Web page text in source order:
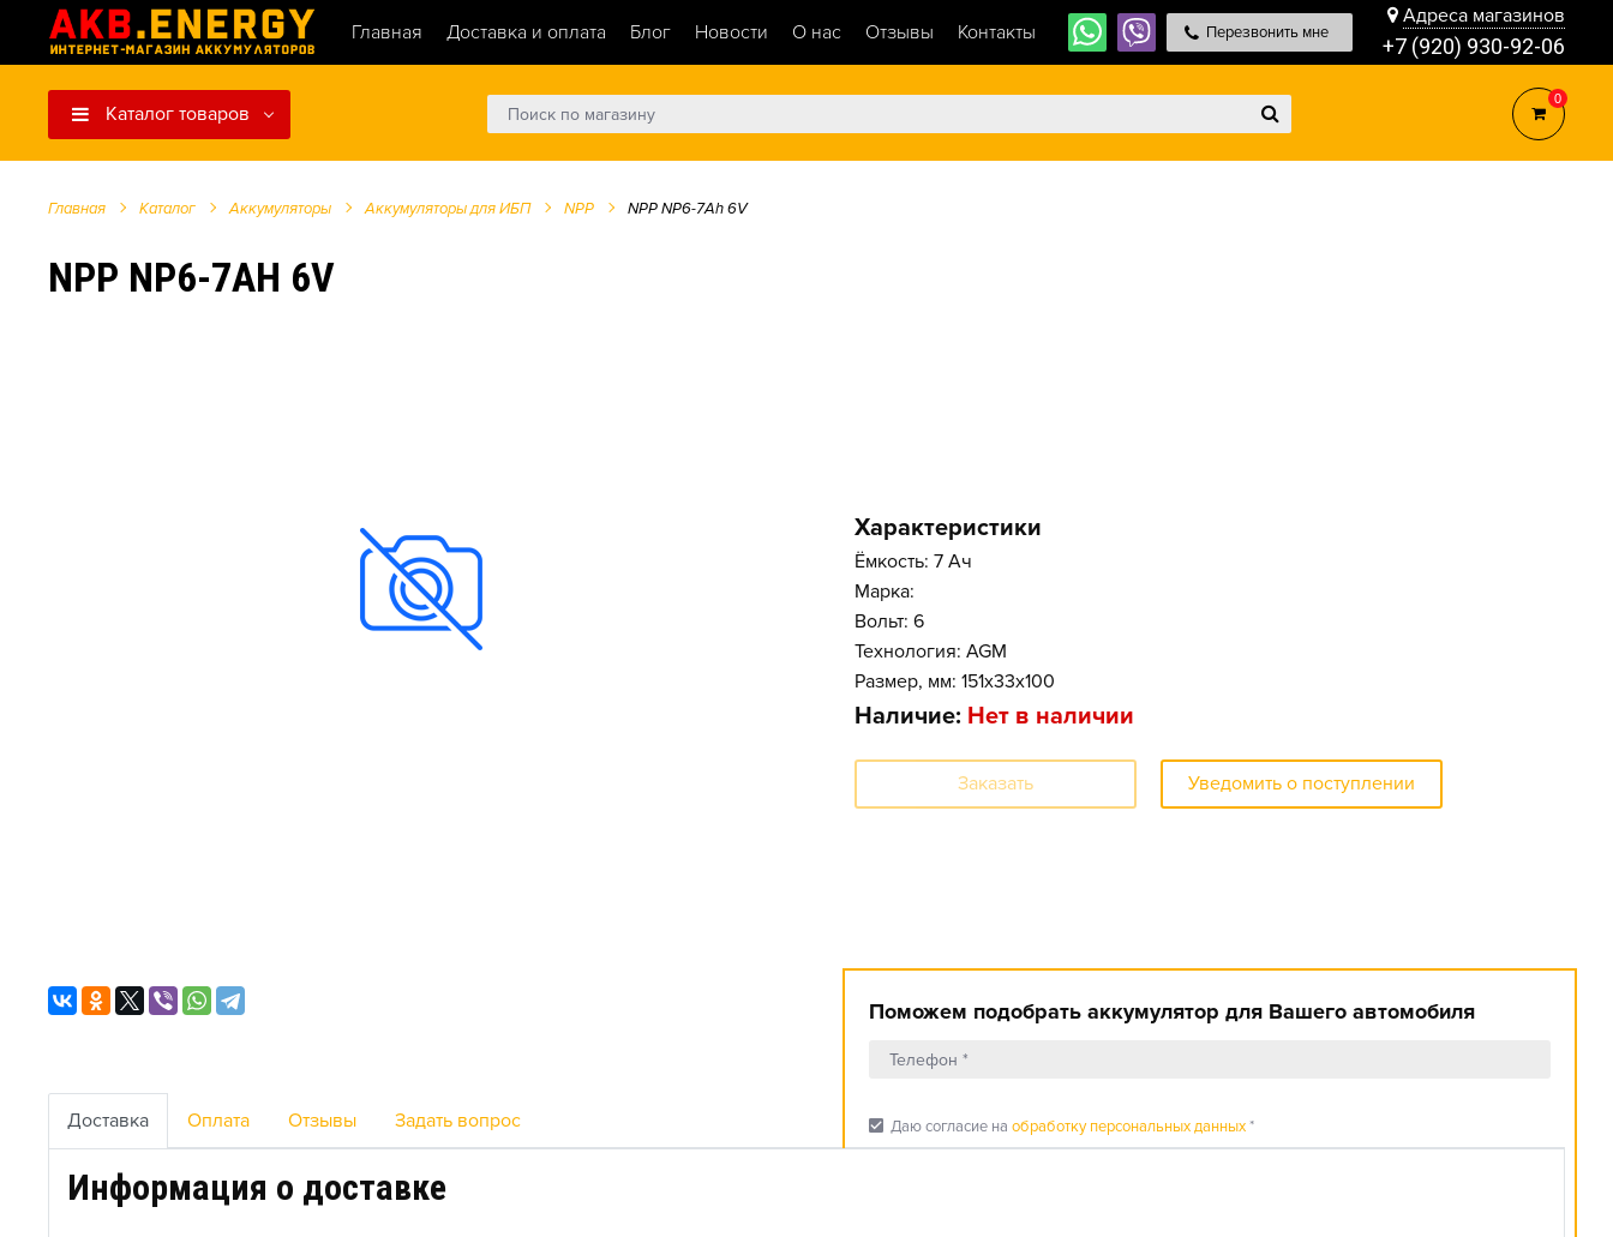
Главная Доставка и оплата Блог Новости О нас Отзывы Контакты Перезвонить мне
Адреса магазинов
+7 (920) 930-92-06
Каталог товаров
0
Главная Каталог Аккумуляторы Аккумуляторы для ИБП NPP NPP NP6-7Ah 6V
NPP NP6-7AH 6V
Характеристики
Ёмкость: 7 Ач
Марка:
Вольт: 6
Технология: AGM
Размер, мм: 151x33x100
Наличие: Нет в наличии
Заказать Уведомить о поступлении
Поможем подобрать аккумулятор для Вашего автомобиля
check_box Даю согласие на обработку персональных данных*
Доставка Оплата Отзывы Задать вопрос
Информация о доставке